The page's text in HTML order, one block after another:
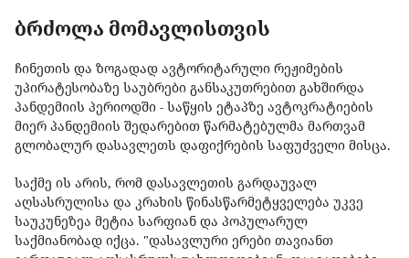
ბრძოლა მომავლისთვის
ჩინეთის და ზოგადად ავტორიტარული რეჟიმების
უპირატესობაზე საუბრები განსაკუთრებით გახშირდა
პანდემიის პერიოდში - საწყის ეტაპზე ავტოკრატიების
მიერ პანდემიის შედარებით წარმატებულმა მართვამ
გლობალურ დასავლეთს დაფიქრების საფუძველი მისცა.
საქმე ის არის, რომ დასავლეთის გარდაუვალ
აღსასრულისა და კრახის წინასწარმეტყველება უკვე
საუკუნეზეა მეტია სარფიან და პოპულარულ
საქმიანობად იქცა. "დასავლური ერები თავიანთ